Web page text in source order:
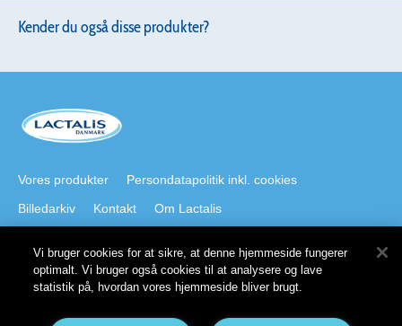
Kender du også disse produkter?
Vores produkter
Persondatapolitik inkl. cookies
Billedarkiv
Kontakt Om Lactalis
Besøg også
lactalisfoodservice.dk
Galbani.dk
president.dk
staystrong.nu
Lactalis på LinkedIn
Vi bruger cookies for at sikre, at denne hjemmeside fungerer
optimalt. Vi bruger også cookies til at analysere og lave
statistik på, hvordan vores hjemmeside bliver brugt.